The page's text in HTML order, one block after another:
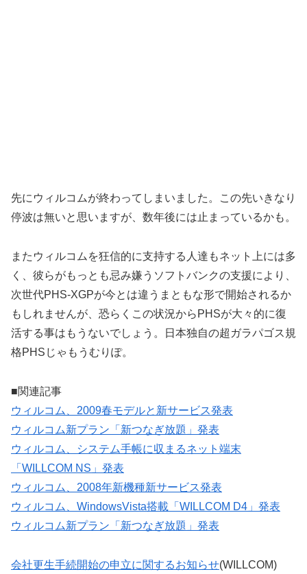
先にウィルコムが終わってしまいました。この先いきなり
停波は無いと思いますが、数年後には止まっているかも。
またウィルコムを狂信的に支持する人達もネット上には多
く、彼らがもっとも忌み嫌うソフトバンクの支援により、
次世代PHS-XGPが今とは違うまともな形で開始されるか
もしれませんが、恐らくこの状況からPHSが大々的に復
活する事はもうないでしょう。日本独自の超ガラパゴス規
格PHSじゃもうむりぽ。
■関連記事
ウィルコム、2009春モデルと新サービス発表
ウィルコム新プラン「新つなぎ放題」発表
ウィルコム、システム手帳に収まるネット端末
「WILLCOM NS」発表
ウィルコム、2008年新機種新サービス発表
ウィルコム、WindowsVista搭載「WILLCOM D4」発表
ウィルコム新プラン「新つなぎ放題」発表
会社更生手続開始の申立に関するお知らせ(WILLCOM)